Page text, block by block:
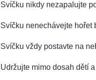
Svíčku nikdy nezapalujte
Svíčku nenechávejte hořet
Svíčku vždy postavte na
Udržujte mimo dosah dětí